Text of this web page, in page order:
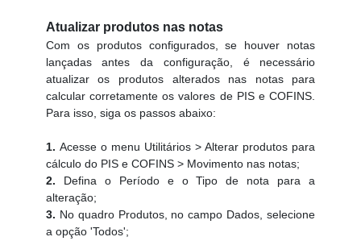
Atualizar produtos nas notas
Com os produtos configurados, se houver notas
lançadas antes da configuração, é necessário
atualizar os produtos alterados nas notas para
calcular corretamente os valores de PIS e COFINS.
Para isso, siga os passos abaixo:
1. Acesse o menu Utilitários > Alterar produtos para
cálculo do PIS e COFINS > Movimento nas notas;
2. Defina o Período e o Tipo de nota para a
alteração;
3. No quadro Produtos, no campo Dados, selecione
a opção 'Todos';